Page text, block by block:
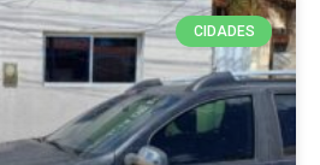
CIDADES